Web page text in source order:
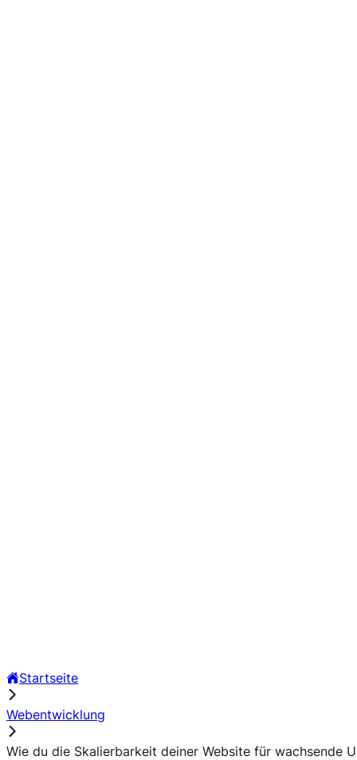
Startseite
Webentwicklung
Wie du die Skalierbarkeit deiner Website für wachsende